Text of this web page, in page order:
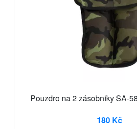
Pouzdro na 2 zásobníky SA-
180 Kč